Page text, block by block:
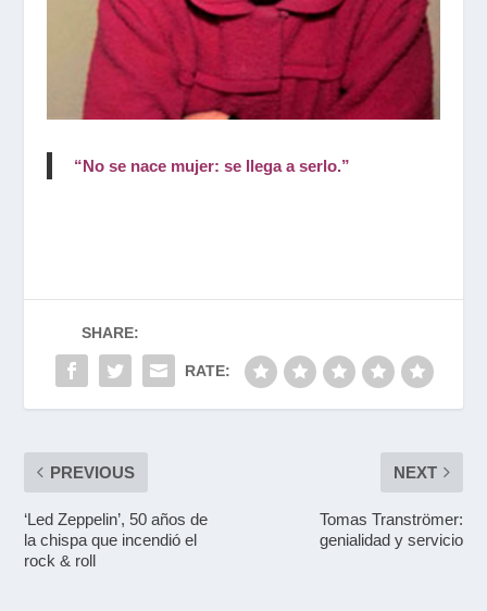
“No se nace mujer: se llega a serlo.”
SHARE:
RATE:
PREVIOUS
‘Led Zeppelin’, 50 años de
la chispa que incendió el
rock & roll
NEXT
Tomas Tranströmer:
genialidad y servicio